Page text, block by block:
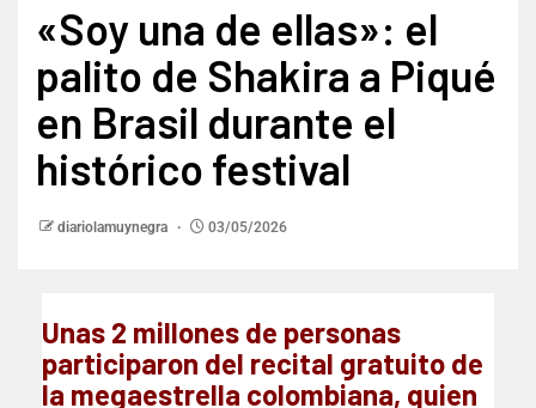
«Soy una de ellas»: el
palito de Shakira a Piqué
en Brasil durante el
histórico festival
diariolamuynegra 03/05/2026
Unas 2 millones de personas
participaron del recital gratuito de
la megaestrella colombiana, quien